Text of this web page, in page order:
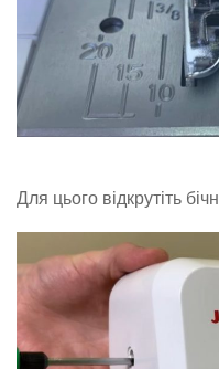
Для цього відкрутіть